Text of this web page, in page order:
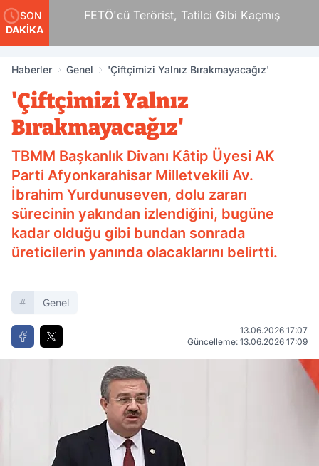
SON
DAKİKA
FETÖ'cü Terörist, Tatilci Gibi Kaçmış
Haberler Genel 'Çiftçimizi Yalnız Bırakmayacağız'
'Çiftçimizi Yalnız
Bırakmayacağız'
TBMM Başkanlık Divanı Kâtip Üyesi AK
Parti Afyonkarahisar Milletvekili Av.
İbrahim Yurdunuseven, dolu zararı
sürecinin yakından izlendiğini, bugüne
kadar olduğu gibi bundan sonrada
üreticilerin yanında olacaklarını belirtti.
Genel
13.06.2026 17:07
Güncelleme: 13.06.2026 17:09